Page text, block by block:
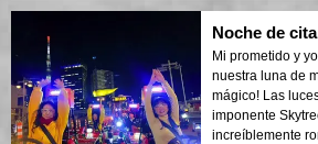
Noche de
Mi prometido y
nuestra luna de
mágico! Las
imponente
increíblemente